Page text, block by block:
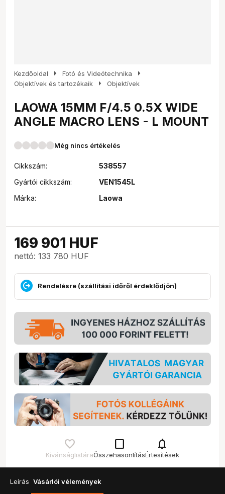
Kezdőoldal arrow_right Fotó és Videótechnika arrow_right
Objektívek és tartozékaik arrow_right Objektívek
LAOWA 15MM F/4.5 0.5X WIDE
ANGLE MACRO LENS - L MOUNT
Még nincs értékelés
Cikkszám:
538557
Gyártói cikkszám:
VEN1545L
Márka:
Laowa
169 901 HUF
nettó: 133 780 HUF
Rendelésre (szállítási időről érdeklődjön)
Kívánságlistára
check_box_outline_blank
Összehasonlítás
notifications
Értesítések
Leírás Vásárlói vélemények